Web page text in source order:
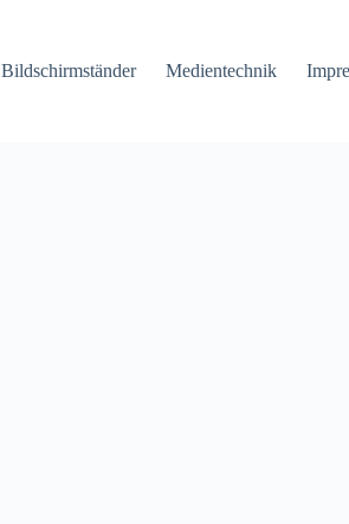
Bildschirmständer Medientechnik